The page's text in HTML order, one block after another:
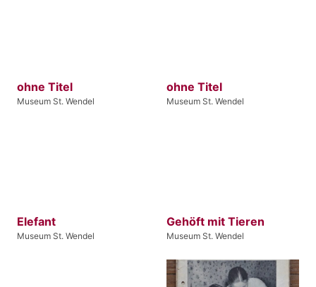
ohne Titel
Museum St. Wendel
ohne Titel
Museum St. Wendel
Elefant
Museum St. Wendel
Gehöft mit Tieren
Museum St. Wendel